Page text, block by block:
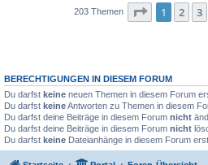
203 Themen Seite 1von
1 2 3
BERECHTIGUNGEN IN DIESEM FORUM
Du darfst keine neuen Themen in diesem Forum
Du darfst keineAntworten zu Themen in diesem
Du darfst deine Beiträge in diesem Forum nicht
Du darfst deine Beiträge in diesem Forum nicht
Du darfst keine Dateianhänge in diesem Forum